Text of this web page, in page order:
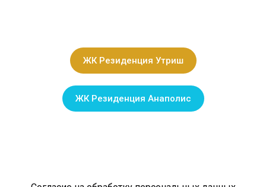
ЖК Резиденция Утриш
ЖК Резиденция Анаполис